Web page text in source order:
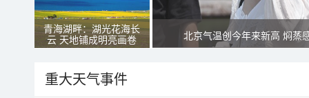
青海湖畔：湖光花海长
云 天地铺成明亮画卷
北京气温创今年来新高 焖蒸
重大天气事件